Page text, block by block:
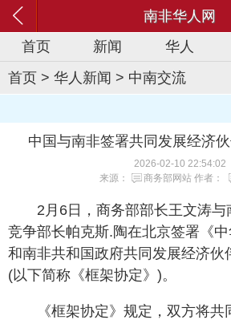
南非华人网
首页
新闻 华人
首页 > 华人新闻 > 中南交流
中国与南非签署共同发展经济
2026-02-10 22:54:02
来源：
商务部网站 作者：
2月6日，商务部部长王文涛与
竞争部长帕克斯.陶在北京签署《
和南非共和国政府共同发展经济伙
(以下简称《框架协定》)。
《框架协定》规定，双方将共